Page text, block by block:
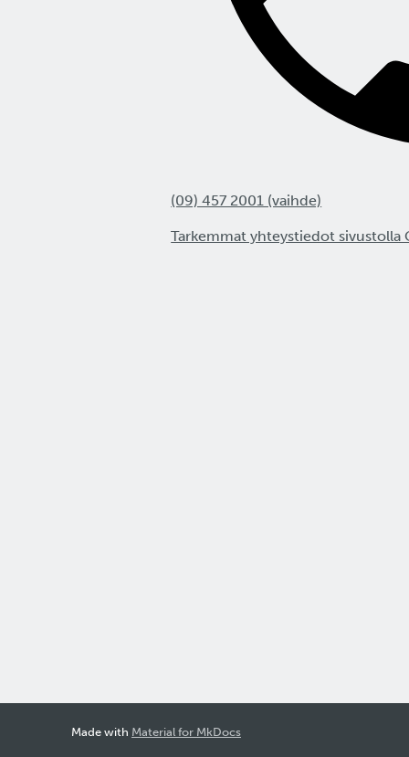
(09) 457 2001 (vaihde)
Tarkemmat yhteystiedot sivustolla
Made with Material for MkDocs